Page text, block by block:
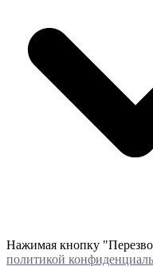
Нажимая кнопку
политикой